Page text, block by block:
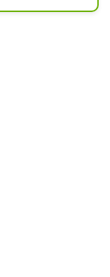
ます。ボラン